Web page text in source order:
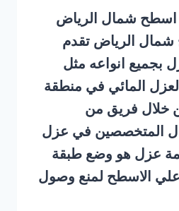
شمال الرياض
الرياض تقدم
بجميع انواعه مثل
المائي في منطقة
خلال فريق من
المتخصصين في عزل
عزل هو وضع طبقة
علي الاسطح لمنع وصول